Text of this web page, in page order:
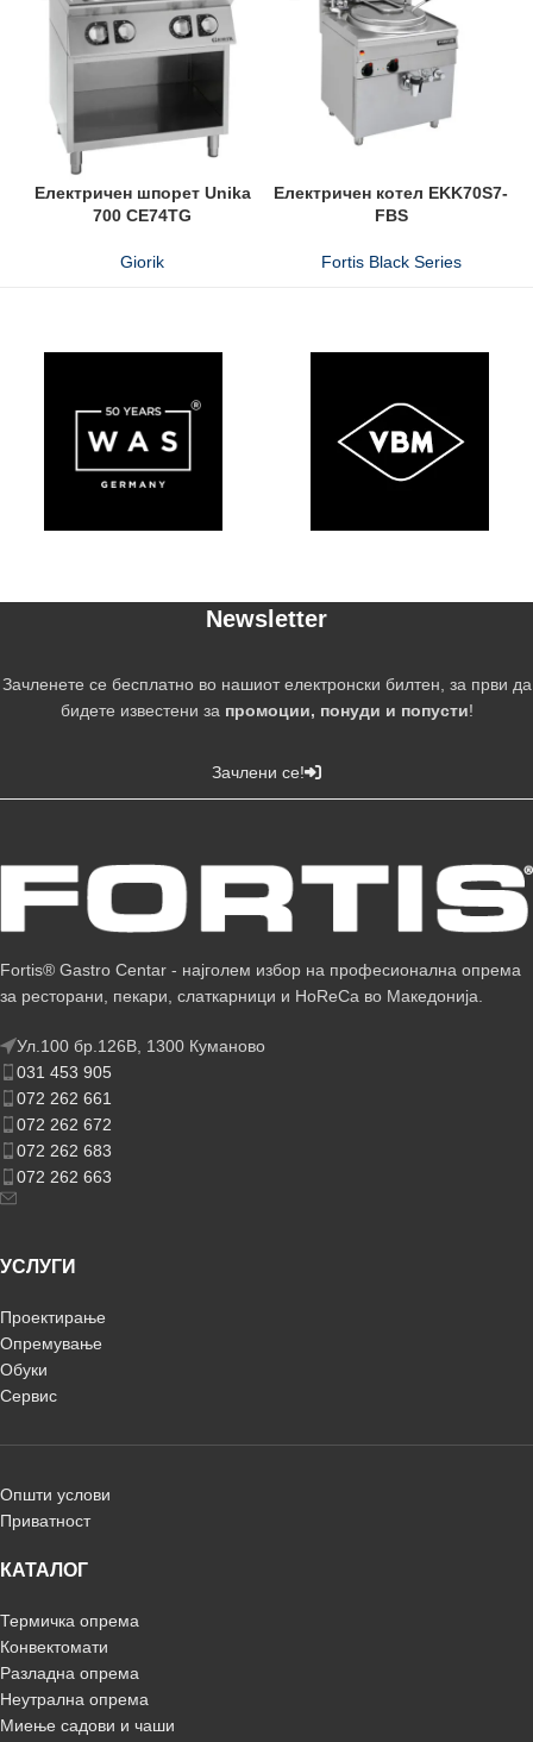
Електричен шпорет Unika
700 CE74TG
Giorik
Електричен котел EKK70S7-
FBS
Fortis Black Series
Newsletter
Зачленете се бесплатно во нашиот електронски билтен, за први да
бидете известени за промоции, понуди и попусти!
Зачлени се!
Fortis® Gastro Centar - најголем избор на професионална опрема
за ресторани, пекари, слаткарници и HoReCa во Македонија.
Ул.100 бр.126В, 1300 Куманово
031 453 905
072 262 661
072 262 672
072 262 683
072 262 663
УСЛУГИ
Проектирање
Опремување
Обуки
Сервис
Општи услови
Приватност
КАТАЛОГ
Термичка опрема
Конвектомати
Разладна опрема
Неутрална опрема
Миење садови и чаши